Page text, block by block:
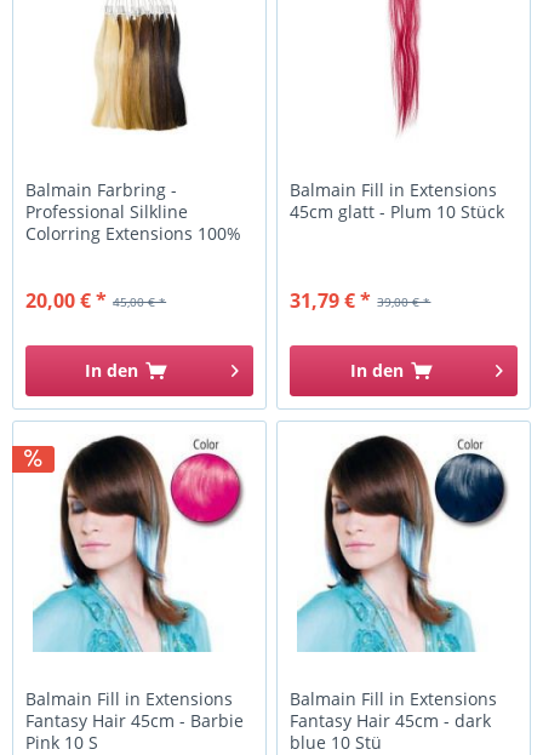
Balmain Farbring -
Professional Silkline
Colorring Extensions 100%
45,00 € *
20,00 € *
In den
Balmain Fill in Extensions
45cm glatt - Plum 10 Stück
39,00 € *
31,79 € *
In den
Balmain Fill in Extensions
Fantasy Hair 45cm - Barbie
Pink 10 S
Balmain Fill in Extensions
Fantasy Hair 45cm - dark
blue 10 Stü